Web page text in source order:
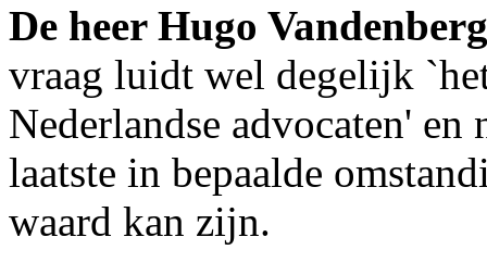
De heer Hugo
vraag luidt wel degelijk
Nederlandse advocaten'
laatste in bepaalde
waard kan zijn.